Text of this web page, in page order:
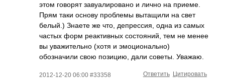
этом говорят завуалировано и лично на приеме.
Прям таки основу проблемы вытащили на свет
белый.) Знаете же что, депрессия, одна из самых
частых форм реактивных состояний, тем не менее
вы уважительно (хотя и эмоционально)
обозначили свою позицию, дали советы. Уважаю.
2012-12-20 06:00 #33358 Цитировать
Ответить